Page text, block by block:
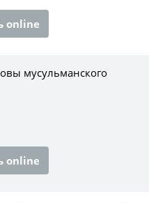
online
мусульманского
online